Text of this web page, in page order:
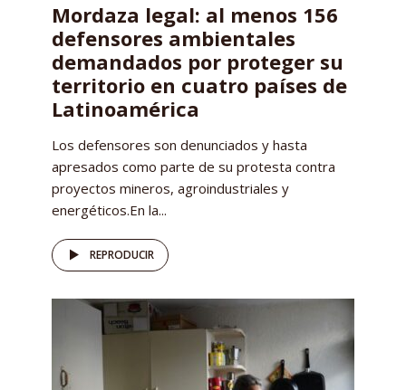
Mordaza legal: al menos 156
defensores ambientales
demandados por proteger su
territorio en cuatro países de
Latinoamérica
Los defensores son denunciados y hasta
apresados como parte de su protesta contra
proyectos mineros, agroindustriales y
energéticos.En la...
REPRODUCIR